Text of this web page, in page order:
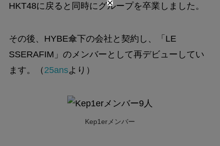
HKT48に戻ると同時にグループを卒業しました。
その後、HYBE傘下の会社と契約し、「LE
SSERAFIM」のメンバーとして再デビューしてい
ます。（ 25ansより）
Kep1erメンバー